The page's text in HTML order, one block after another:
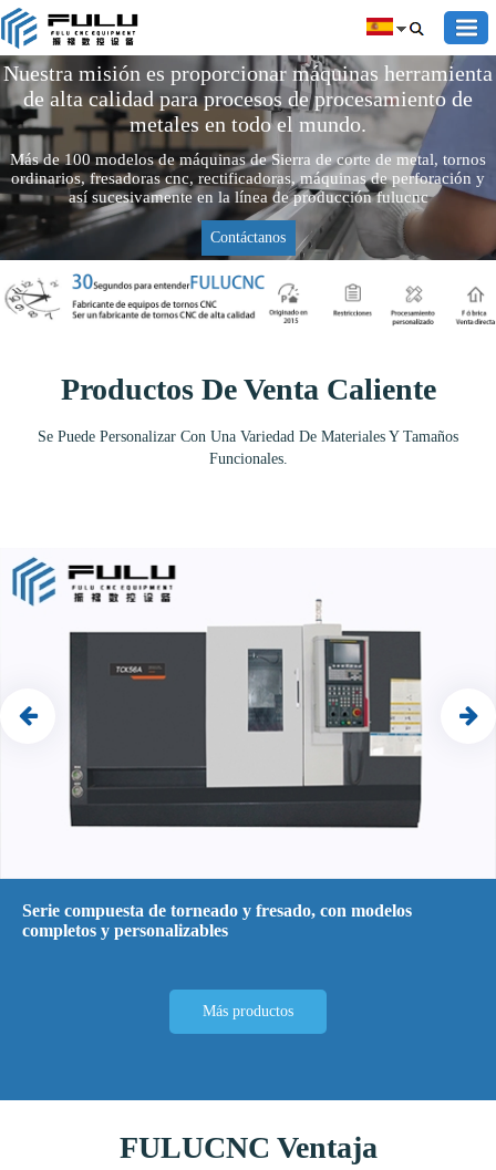
Nuestra misión es proporcionar máquinas herramienta
de alta calidad para procesos de procesamiento de
metales en todo el mundo.
Más de 100 modelos de máquinas de Sierra de corte de metal, tornos
ordinarios, fresadoras cnc, rectificadoras, máquinas de perforación y
así sucesivamente en la línea de producción fulucnc
Contáctanos
Productos De Venta Caliente
Se Puede Personalizar Con Una Variedad De Materiales Y Tamaños
Funcionales.
Serie compuesta de torneado y fresado, con modelos
completos y personalizables
Más productos
FULUCNC Ventaja